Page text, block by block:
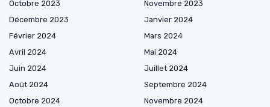
Octobre 2023
Novembre 2023
Décembre 2023
Janvier 2024
Février 2024
Mars 2024
Avril 2024
Mai 2024
Juin 2024
Juillet 2024
Août 2024
Septembre 2024
Octobre 2024
Novembre 2024